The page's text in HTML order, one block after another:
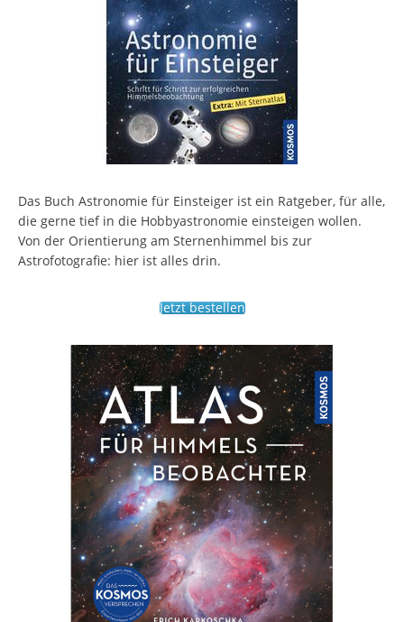
Das Buch Astronomie für Einsteiger ist ein Ratgeber, für alle,
die gerne tief in die Hobbyastronomie einsteigen wollen.
Von der Orientierung am Sternenhimmel bis zur
Astrofotografie: hier ist alles drin.
Jetzt bestellen